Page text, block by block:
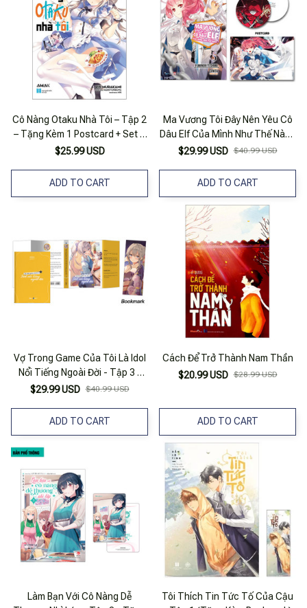
Cô Nàng Otaku Nhà Tôi – Tập 2
– Tặng Kèm 1 Postcard + Set 4
Bookmark PVC (Random)
$25.99 USD
ADD TO CART
Ma Vương Tôi Đây Nên Yêu Cô
Dâu Elf Của Mình Như Thế Nào?
- Tập 5 - Tặng Kèm Bookmark +
$29.99 USD $40.99 USD
ADD TO CART
Vợ Trong Game Của Tôi Là Idol
Nổi Tiếng Ngoài Đời - Tập 3 -
Tặng Kèm Bookmark
$29.99 USD $40.99 USD
ADD TO CART
Cách Để Trở Thành Nam Thần
$20.99 USD $28.99 USD
ADD TO CART
Làm Bạn Với Cô Nàng Dễ
Tôi Thích Tin Tức Tố Của Cậu